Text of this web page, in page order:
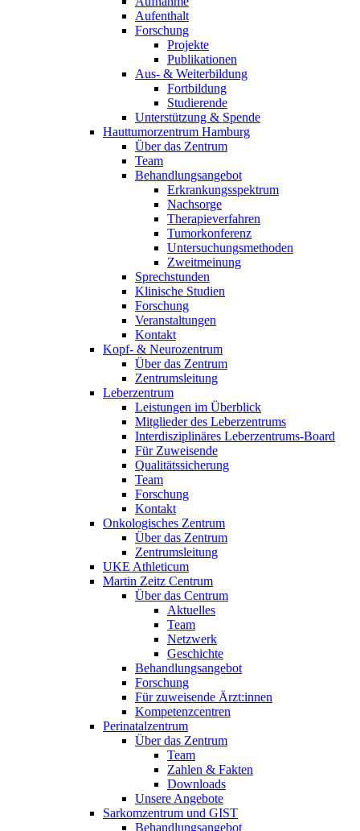
Aufenthalt
Forschung
Projekte
Publikationen
Aus- & Weiterbildung
Fortbildung
Studierende
Unterstützung & Spende
Hauttumorzentrum Hamburg
Über das Zentrum
Team
Behandlungsangebot
Erkrankungsspektrum
Nachsorge
Therapieverfahren
Tumorkonferenz
Untersuchungsmethoden
Zweitmeinung
Sprechstunden
Klinische Studien
Forschung
Veranstaltungen
Kontakt
Kopf- & Neurozentrum
Über das Zentrum
Zentrumsleitung
Leberzentrum
Leistungen im Überblick
Mitglieder des Leberzentrums
Interdisziplinäres Leberzentrums-Board
Für Zuweisende
Qualitätssicherung
Team
Forschung
Kontakt
Onkologisches Zentrum
Über das Zentrum
Zentrumsleitung
UKE Athleticum
Martin Zeitz Centrum
Über das Centrum
Aktuelles
Team
Netzwerk
Geschichte
Behandlungsangebot
Forschung
Für zuweisende Ärzt:innen
Kompetenzcentren
Perinatalzentrum
Über das Zentrum
Team
Zahlen & Fakten
Downloads
Unsere Angebote
Sarkomzentrum und GIST
Behandlungsangebot